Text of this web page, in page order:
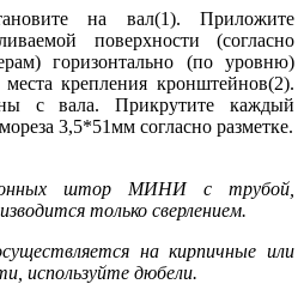
на вал(1). Приложите
поверхности (согласно
горизонтально (по уровню)
крепления кронштейнов(2).
с вала. Прикрутите каждый
3,5*51мм согласно разметке.
штор МИНИ с трубой,
только сверлением.
на кирпичные или
используйте дюбели.